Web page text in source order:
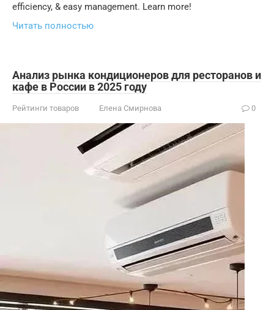
efficiency, & easy management. Learn more!
Читать полностью
Анализ рынка кондиционеров для ресторанов и
кафе в России в 2025 году
Рейтинги товаров Елена Смирнова 0